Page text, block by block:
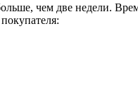
чем две недели.